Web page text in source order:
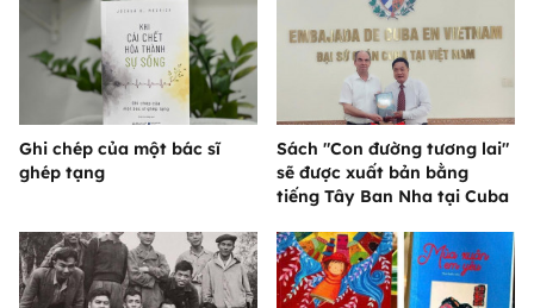
Ghi chép của một bác sĩ
ghép tạng
Sách "Con đường tương lai"
sẽ được xuất bản bằng
tiếng Tây Ban Nha tại Cuba